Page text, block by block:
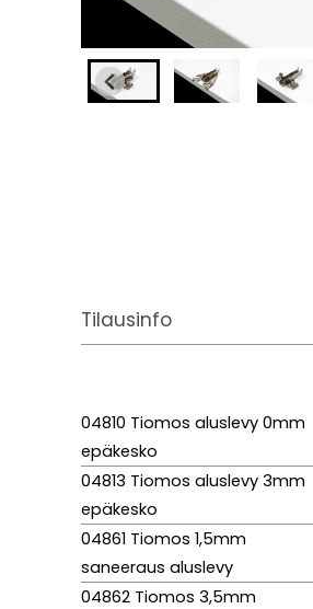
Tilausinfo
04810 Tiomos aluslevy 0mm
epäkesko
04813 Tiomos aluslevy 3mm
epäkesko
04861 Tiomos 1,5mm
saneeraus aluslevy
04862 Tiomos 3,5mm